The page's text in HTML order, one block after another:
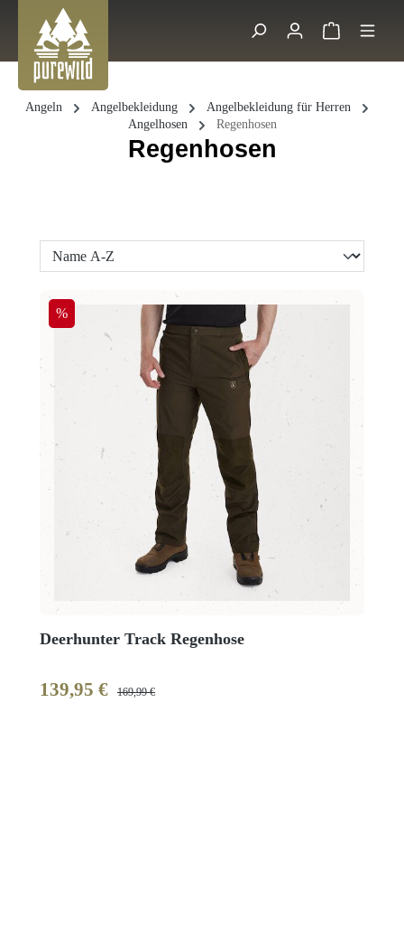
Zum Hauptinhalt springen
Suche
Angeln Angelbekleidung
Angelbekleidung für Herren
Angelhosen
Regenhosen
Regenhosen
Rabatt
%
Deerhunter Track Regenhose
Verkaufspreis:
139,95 € Regulärer Preis:
169,99 €